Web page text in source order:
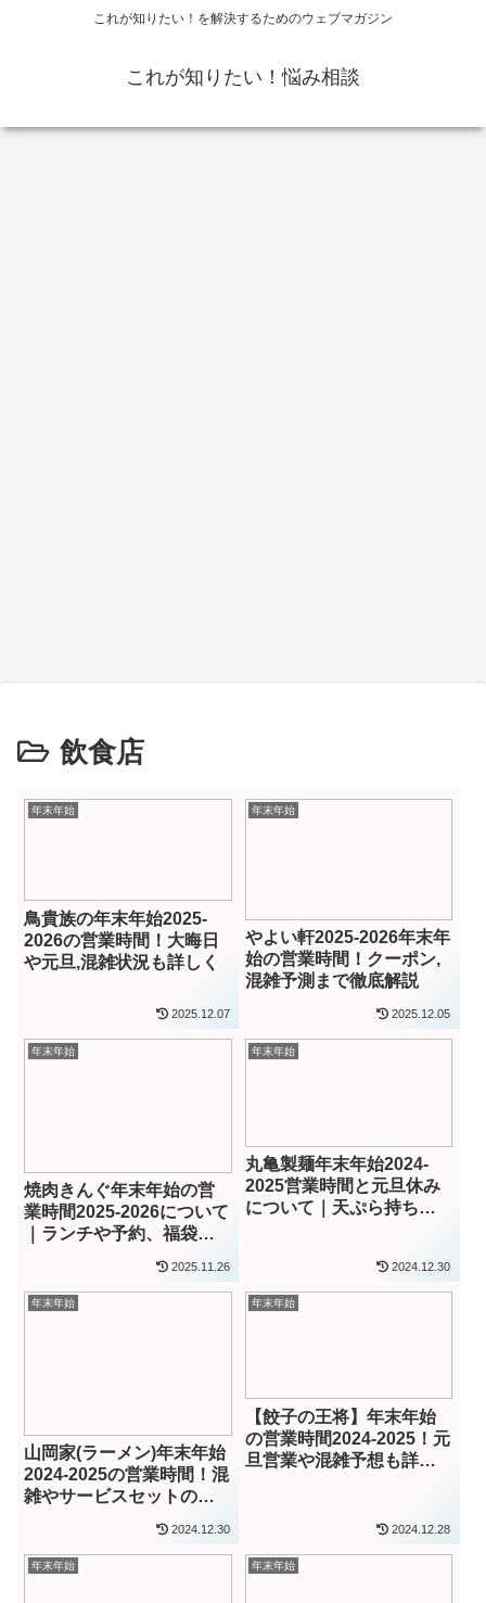
これが知りたい！を解決するためのウェブマガジン
これが知りたい！悩み相談
飲食店
年末年始
鳥貴族の年末年始2025-
2026の営業時間！大晦日
や元旦,混雑状況も詳しく
2025.12.07
年末年始
やよい軒2025-2026年末年
始の営業時間！クーポン,
混雑予測まで徹底解説
2025.12.05
年末年始
焼肉きんぐ年末年始の営
業時間2025-2026について
｜ランチや予約、福袋も
2025.11.26
年末年始
丸亀製麺年末年始2024-
2025営業時間と元旦休み
について｜天ぷら持ち帰
2024.12.30
年末年始
山岡家(ラーメン)年末年始
2024-2025の営業時間！混
雑やサービスセットの販
2024.12.30
年末年始
【餃子の王将】年末年始
の営業時間2024-2025！元
旦営業や混雑予想も詳し
2024.12.28
年末年始 年末年始